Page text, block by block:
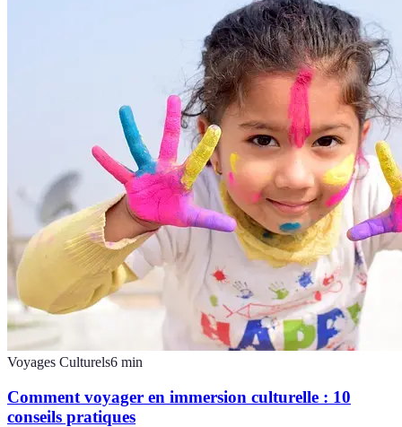
Voyages Culturels6 min
Comment voyager en immersion culturelle : 10
conseils pratiques